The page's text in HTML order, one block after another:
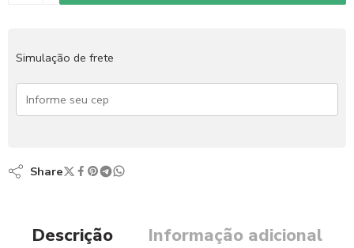
Simulação de frete
Share
Descrição Informação adicional